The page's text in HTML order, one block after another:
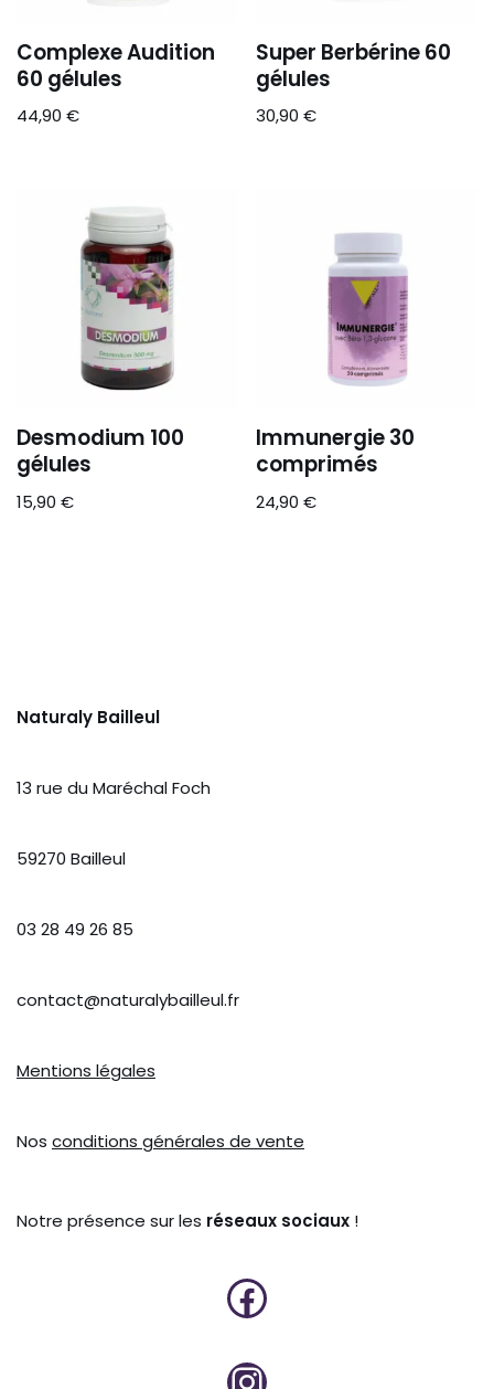
Complexe Audition
60 gélules
44,90 €
Super Berbérine 60
gélules
30,90€
Desmodium 100
gélules
15,90 €
Immunergie 30
comprimés
24,90€
Naturaly Bailleul
13 rue du Maréchal Foch
59270 Bailleul
03 28 49 26 85
contact@naturalybailleul.fr
Mentions légales
Nos conditions générales de vente
Notre présence sur les réseaux sociaux !